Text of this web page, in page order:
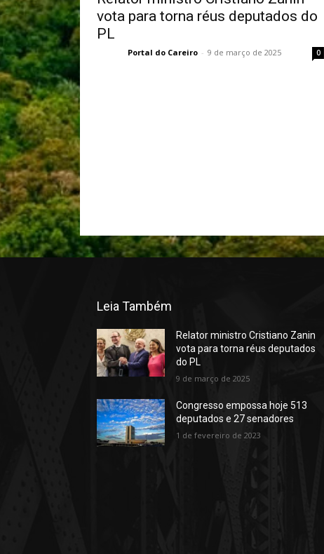
vota para torna réus deputados do
PL
Portal do Careiro - 9 de março de 2025 0
Leia Também
Relator ministro Cristiano Zanin
vota para torna réus deputados
do PL
9 de março de 2025
Congresso empossa hoje 513
deputados e 27 senadores
1 de fevereiro de 2023